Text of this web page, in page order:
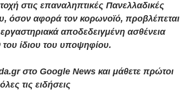
στις επαναληπτικές Πανελλαδικές
όσον αφορά τον κορωνοϊό, προβλέπεται
αποδεδειγμένη ασθένεια
του ίδιου του υποψηφίου.
στο Google News και μάθετε πρώτοι
όλες τις ειδήσεις